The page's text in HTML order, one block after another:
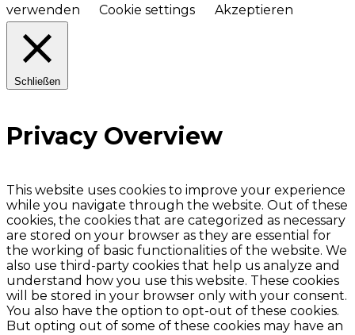
verwenden
Cookie settings Akzeptieren
Schließen
Privacy Overview
This website uses cookies to improve your experience
while you navigate through the website. Out of these
cookies, the cookies that are categorized as necessary
are stored on your browser as they are essential for
the working of basic functionalities of the website. We
also use third-party cookies that help us analyze and
understand how you use this website. These cookies
will be stored in your browser only with your consent.
You also have the option to opt-out of these cookies.
But opting out of some of these cookies may have an